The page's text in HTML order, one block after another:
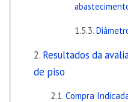
Resultados da
de piso
Compra